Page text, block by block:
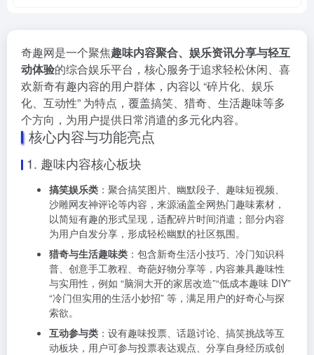
奇趣网是一个聚焦趣味内容聚合、娱乐资讯分享与轻互
动体验的综合娱乐平台，核心服务于追求轻松休闲、喜
欢新奇有趣内容的用户群体，内容以 “碎片化、娱乐
化、互动性” 为特点，覆盖搞笑、猎奇、生活趣味等多
个方向，为用户提供日常消遣的多元化内容。
核心内容与功能亮点
1. 趣味内容核心板块
搞笑娱乐类 ：聚合搞笑图片、幽默段子、趣味短视频、
沙雕网友神评论等内容，来源涵盖全网热门趣味素材，
以简短有趣的形式呈现，适配碎片时间消遣；部分内容
为用户自发分享，形成轻松幽默的社区氛围。
猎奇与生活趣味类 ：包含新奇生活小技巧、冷门知识科
普、创意手工教程、奇葩好物分享等，内容兼具趣味性
与实用性，例如 “脑洞大开的家居改造”“低成本趣味 DIY”
“冷门但实用的生活小妙招” 等，满足用户的好奇心与探
索欲。
互动参与类 ：设有趣味投票、话题讨论、搞笑挑战等互
动板块，用户可参与投票表达观点、分享自身经历或创